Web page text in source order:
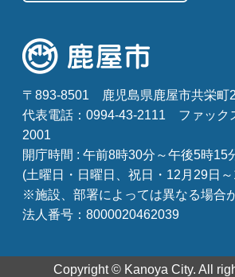
〒893-8501
鹿児島県鹿屋市共栄町
代表電話：0994-43-2111
ファック
2001
開庁時間 : 午前8時30分～午後5時15
(土曜日・日曜日、祝日・12月29日
※施設、部署によっては異なる場合
法人番号：8000020462039
Copyright © Kanoya City. All